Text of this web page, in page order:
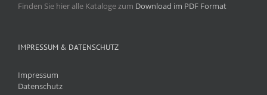
Finden Sie hier alle Kataloge zum Download im PDF Format
IMPRESSUM & DATENSCHUTZ
Impressum
Datenschutz